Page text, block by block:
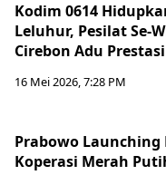
Kodim 0614
Leluhur, Pesilat Se-
Cirebon Adu
16 Mei 2026, 7:28 PM
Prabowo Launching
Koperasi Merah